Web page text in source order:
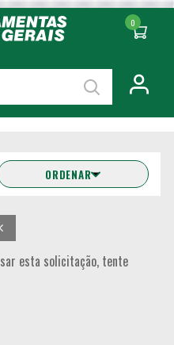
0
ORDENAR
esta solicitação, tente